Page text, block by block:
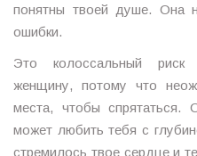
понятны твоей душе. Она
ошибки.
Это колоссальный
женщину, потому что
места, чтобы
может любить тебя с
стремилось твое сердце и